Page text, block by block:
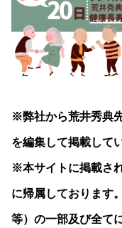
※弊社から荒井秀典
を編集して掲載して
※本サイトに掲載さ
に帰属しております
等）の一部及び全て